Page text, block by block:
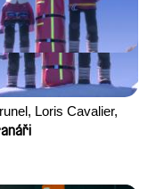
Loris Cavalier,
Jalabert, Oscar Malet